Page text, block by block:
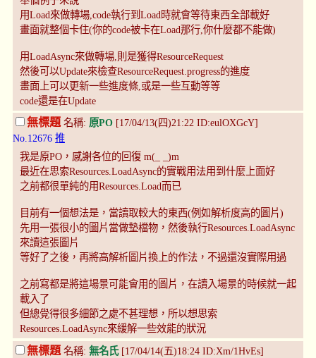
用Load來做轉場,code執行到Load時就會等待東西全部載好
畫面就整個卡住(你的code被卡在Load那行,你什麼都不能做)
用LoadAsync來做轉場,則是獲得ResourceRequest
然後可以Update來檢查ResourceRequest.progress的進度
畫面上可以更新一些進度條,或是一些互動等等
code還是在Update
無標題名稱: 原PO [17/04/13(四)21:22 ID:eulOXGcY]
No.12676 推
我是原PO，感謝各位的回復 m(_ _)m
最近在思索Resources.LoadAsync的實戰用法用到什麼上面好
之前都很單純的用Resources.Load而已
目前有一個想法是，當讀取較大的東西(例如解析度高的圖片)
先用一張很小的圖片當做墊檔物，然後執行Resources.LoadAsync
來讀這張圖片
等好了之後，再將高解析圖片換上的作法，不過還沒實際用過
之前寫都是將這場景可能會用的圖片，在讀入場景的時候就一起
載入了
但總覺得很多細節之處不甚理想，所以想思索
Resources.LoadAsync來緩解一些效能的狀況
無標題 名稱: 無名氏[17/04/14(五)18:24 ID:Xm/1HvEs]